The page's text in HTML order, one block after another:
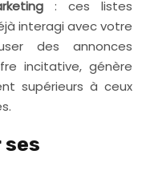
: ces listes
interagi avec votre
des annonces
incitative, génère
supérieurs à ceux